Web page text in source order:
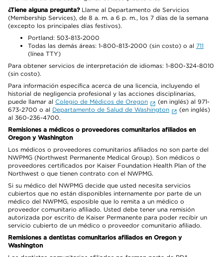
¿Tiene alguna pregunta?Llame al Departamento de Servicios
(Membership Services), de 8 a. m. a 6 p. m., los 7 días de la semana
(excepto los principales días festivos).
Portland: 503-813-2000
Todas las demás áreas: 1-800-813-2000 (sin costo) o al 711
(línea TTY)
Para obtener servicios de interpretación de idiomas: 1-800-324-8010
(sin costo).
Para información específica acerca de una licencia, incluyendo el
historial de negligencia profesional y las acciones disciplinarias,
puede llamar al Colegio de Médicos de Oregon
(en inglés) al 971-
673-2700 o al Departamento de Salud de Washington
(en inglés)
al 360-236-4700.
Remisiones a médicos o proveedores comunitarios afiliados en
Oregon y Washington
Los médicos o proveedores comunitarios afiliados no son parte del
NWPMG (Northwest Permanente Medical Group). Son médicos o
proveedores certificados por Kaiser Foundation Health Plan of the
Northwest o que tienen contrato con el NWPMG.
Si su médico del NWPMG decide que usted necesita servicios
cubiertos que no están disponibles internamente por parte de un
médico del NWPMG, esposible que lo remita a un médico o
proveedor comunitario afiliado. Usted debe tener una remisión
autorizada por escrito de Kaiser Permanente para poder recibir un
servicio cubierto de un médico o proveedor comunitario afiliado.
Remisiones a dentistas comunitarios afiliados en Oregon y
Washington